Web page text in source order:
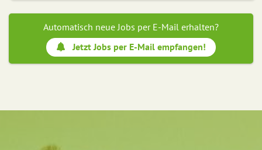
Automatisch neue Jobs per E-Mail erhalten?
Jetzt Jobs per E-Mail empfangen!